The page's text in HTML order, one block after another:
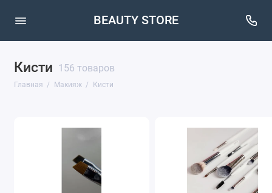
BEAUTY STORE
Кисти 156 товаров
Главная Макияж Кисти
Кисти
Макияж лица